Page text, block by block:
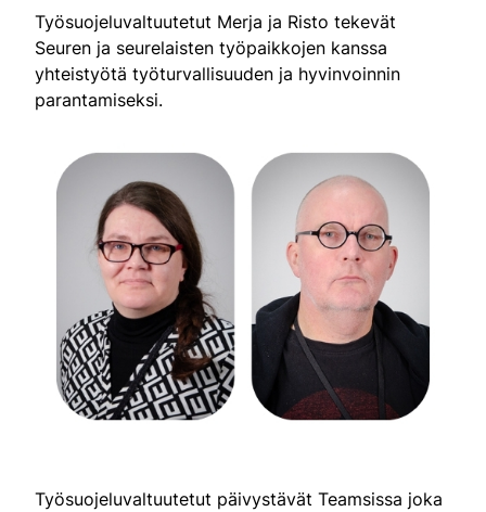
Työsuojeluvaltuutetut Merja ja Risto tekevät
Seuren ja seurelaisten työpaikkojen kanssa
yhteistyötä työturvallisuuden ja hyvinvoinnin
parantamiseksi.
Työsuojeluvaltuutetut päivystävät Teamsissa joka